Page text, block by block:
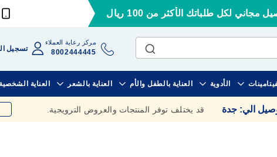
مجاني لكل طلباتك الأكثر من 100 ريال
مركز رعاية العملاء
8002444445 تسجيل
الأدوية العناية بالطفل والأم العناية بالشعر العناية الشخصية
الي: جدة قد يختلف توفر المنتجات والعروض الترويجية.